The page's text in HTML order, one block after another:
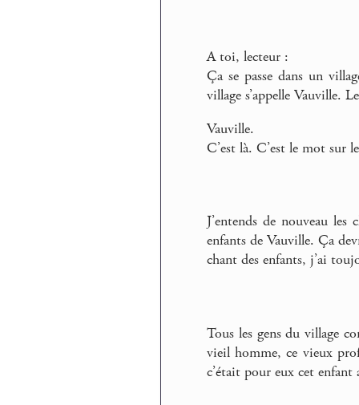
A toi, lecteur :
Ça se passe dans un
village s’appelle Vauville.
Vauville.
C’est là. C’est le mot sur
J’entends de nouveau les
enfants de Vauville. Ça
chant des enfants, j’ai
Tous les gens du village
vieil homme, ce vieux
c’était pour eux cet enfant